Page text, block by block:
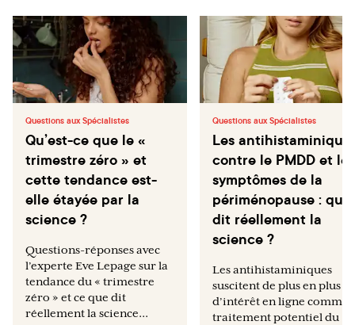
Questions aux Spécialistes
Qu’est-ce que le «
trimestre zéro » et
cette tendance est-
elle étayée par la
science ?
Questions-réponses avec
l’experte Eve Lepage sur la
tendance du « trimestre
zéro » et ce que dit
réellement la science...
Questions aux Spécialistes
Les
contre le PMDD et les
symptômes de la
périménopause : que
dit réellement la
science ?
Les antihistaminiques
suscitent de plus en plus
d’intérêt en ligne comme
traitement potentiel du